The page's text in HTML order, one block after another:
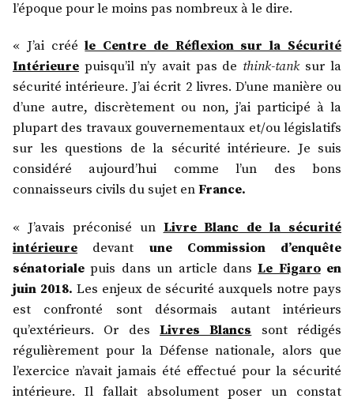
l’époque pour le moins pas nombreux à le dire.
« J’ai crééle Centre de Réflexion sur la Sécurité
Intérieure puisqu’il n’y avait pas de think-tank sur la
sécurité intérieure. J’ai écrit 2 livres. D’une manière ou
d’une autre, discrètement ou non, j’ai participé à la
plupart des travaux gouvernementaux et/ou législatifs
sur les questions de la sécurité intérieure. Je suis
considéré aujourd’hui comme l’un des bons
connaisseurs civils du sujet enFrance.
« J’avais préconisé un Livre Blanc de la sécurité
intérieure devant une Commission d’enquête
sénatoriale puis dans un article dansLe Figaroen
juin 2018. Les enjeux de sécurité auxquels notre pays
est confronté sont désormais autant intérieurs
qu’extérieurs. Or des Livres Blancs sont rédigés
régulièrement pour la Défense nationale, alors que
l’exercice n’avait jamais été effectué pour la sécurité
intérieure. Il fallait absolument poser un constat